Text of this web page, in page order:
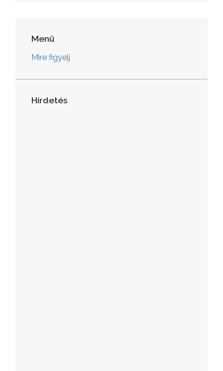
Menü
Mire figyelj
Hírdetés